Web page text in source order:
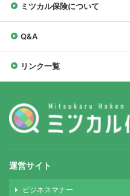
ミツカル保険について
Q&A
リンク一覧
運営サイト
ビジネスマナー